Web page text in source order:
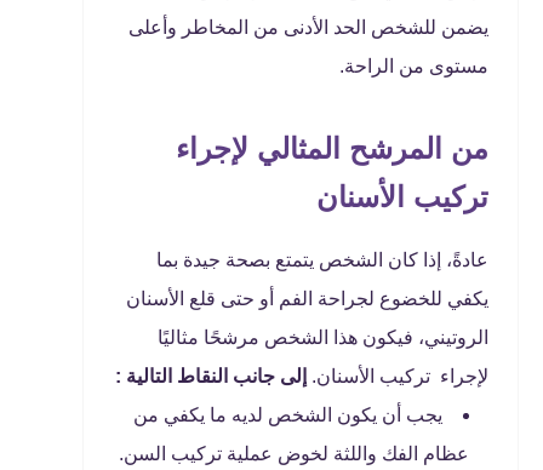
يضمن للشخص الحد الأدنى من المخاطر وأعلى
مستوى من الراحة.
من المرشح المثالي لإجراء
تركيب الأسنان
عادةً، إذا كان الشخص يتمتع بصحة جيدة بما
يكفي للخضوع لجراحة الفم أو حتى قلع الأسنان
الروتيني، فيكون هذا الشخص مرشحًا مثاليًا
لإجراء تركيب الأسنان. إلى جانب النقاط التالية :
يجب أن يكون الشخص لديه ما يكفي من
عظام الفك واللثة لخوض عملية تركيب السن.